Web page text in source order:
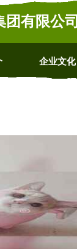
有限公司
企业文化